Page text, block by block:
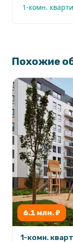
1-комн.
Похожие
6.1 млн. ₽
1-комн.